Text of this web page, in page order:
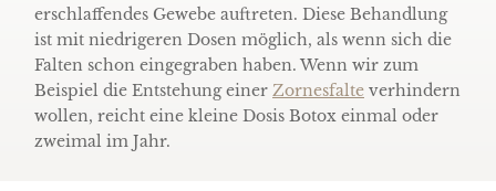
erschlaffendes Gewebe auftreten. Diese Behandlung
ist mit niedrigeren Dosen möglich, als wenn sich die
Falten schon eingegraben haben. Wenn wir zum
Beispiel die Entstehung einer Zornesfalte verhindern
wollen, reicht eine kleine Dosis Botox einmal oder
zweimal im Jahr.